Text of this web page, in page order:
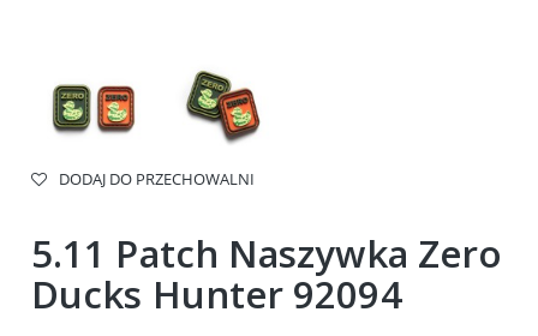
DODAJ DO PRZECHOWALNI
5.11 Patch Naszywka Zero
Ducks Hunter 92094